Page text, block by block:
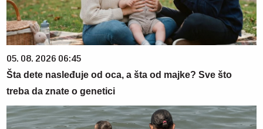
05. 08. 2026 06:45
Šta dete nasleđuje od oca, a šta od majke? Sve što
treba da znate o genetici